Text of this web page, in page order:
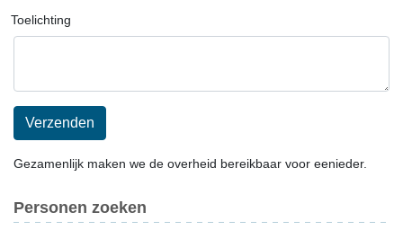
Toelichting
Verzenden
Gezamenlijk maken we de overheid bereikbaar voor eenieder.
Personen zoeken